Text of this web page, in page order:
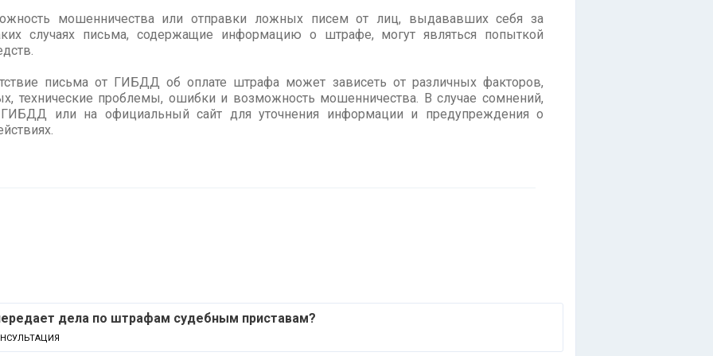
мошенничества или отправки ложных писем от лиц, выдававших себя за
случаях письма, содержащие информацию о штрафе, могут являться попыткой
письма от ГИБДД об оплате штрафа может зависеть от различных факторов,
технические проблемы, ошибки и возможность мошенничества. В случае сомнений,
ГИБДД или на официальный сайт для уточнения информации и предупреждения о
дела по штрафам судебным приставам?